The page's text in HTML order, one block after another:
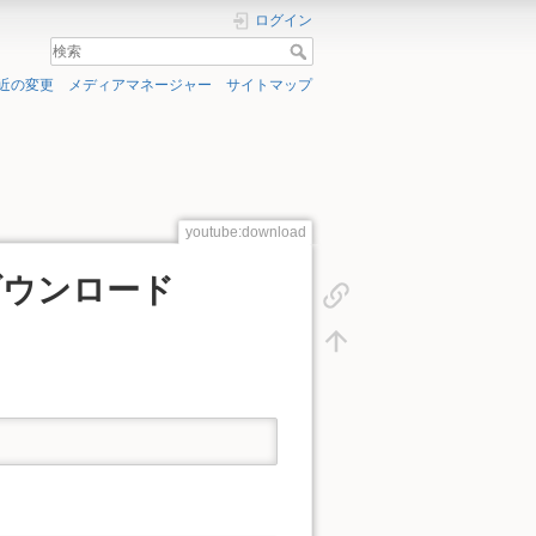
ログイン
の変更 メディアマネージャー サイトマップ
youtube:download
ンロード